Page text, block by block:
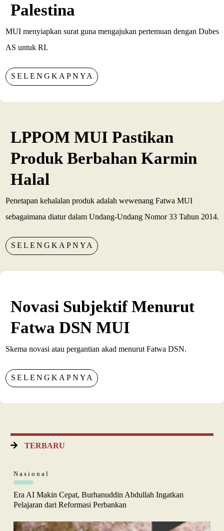
Palestina
MUI menyiapkan surat guna mengajukan pertemuan dengan Dubes
AS untuk RI.
SELENGKAPNYA
LPPOM MUI Pastikan
Produk Berbahan Karmin
Halal
Penetapan kehalalan produk adalah wewenang Fatwa MUI
sebagaimana diatur dalam Undang-Undang Nomor 33 Tahun 2014.
SELENGKAPNYA
Novasi Subjektif Menurut
Fatwa DSN MUI
Skema novasi atau pergantian akad menurut Fatwa DSN.
SELENGKAPNYA
TERBARU
Nasional
Era AI Makin Cepat, Burhanuddin Abdullah Ingatkan
Pelajaran dari Reformasi Perbankan